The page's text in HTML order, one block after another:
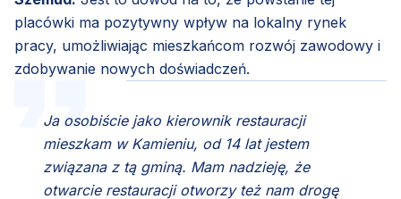
placówki ma pozytywny wpływ na lokalny rynek
pracy, umożliwiając mieszkańcom rozwój zawodowy i
zdobywanie nowych doświadczeń.
Ja osobiście jako kierownik restauracji
mieszkam w Kamieniu, od 14 lat jestem
związana z tą gminą. Mam nadzieję, że
otwarcie restauracji otworzy też nam drogę